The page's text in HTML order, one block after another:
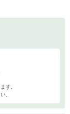
す。
。